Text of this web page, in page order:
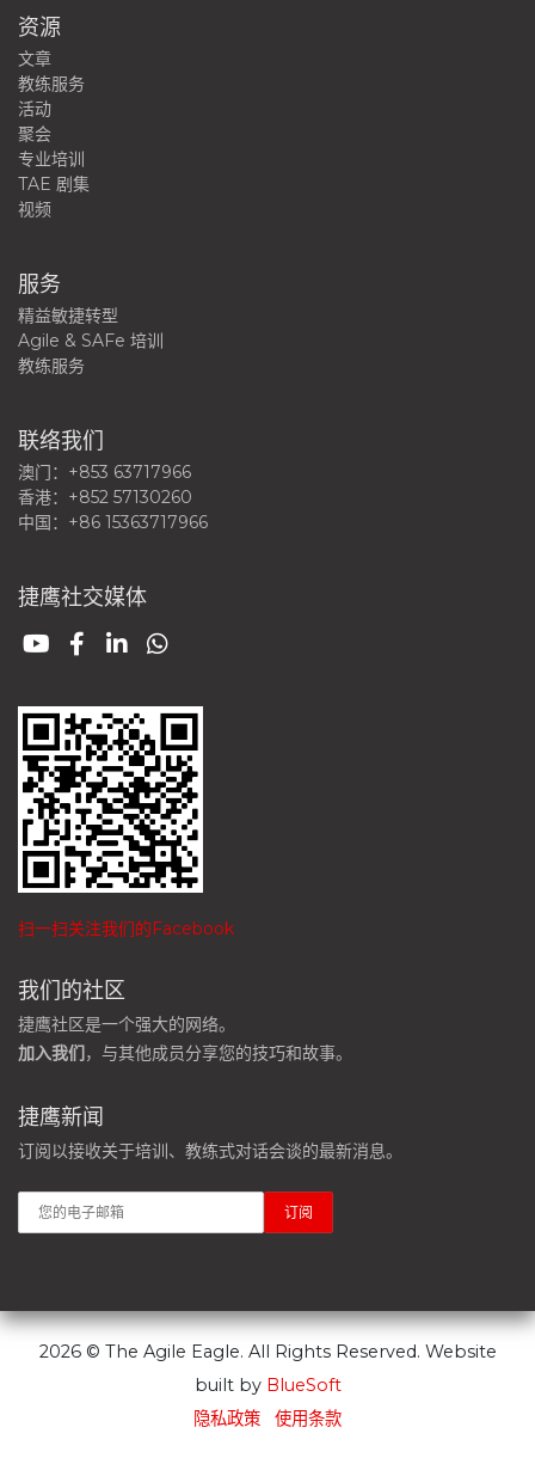
资源
文章
教练服务
活动
聚会
专业培训
TAE 剧集
视频
服务
精益敏捷转型
Agile & SAFe 培训
教练服务
联络我们
澳门：+853 63717966
香港：+852 57130260
中国：+86 15363717966
捷鹰社交媒体
扫一扫关注我们的Facebook
我们的社区
捷鹰社区是一个强大的网络。
加入我们 ，与其他成员分享您的技巧和故事。
捷鹰新闻
订阅以接收关于培训、教练式对话会谈的最新消息。
2026 © The Agile Eagle. All Rights Reserved. Website
built by BlueSoft
隐私政策
使用条款